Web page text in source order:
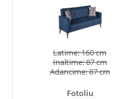
Latime: 160 cm
Inaltime: 87 cm
Adancime: 87 cm
Fotoliu